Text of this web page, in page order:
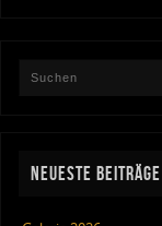
NEUESTE BEITRÄGE